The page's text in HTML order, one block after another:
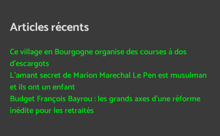
Articles récents
Ce village en Bourgogne organise des courses à dos
d’escargots
L’amant secret de Marion Marechal Le Pen est musulman
et ils ont un enfant
Budget François Bayrou : les grands axes d’une réforme
inédite pour les retraités